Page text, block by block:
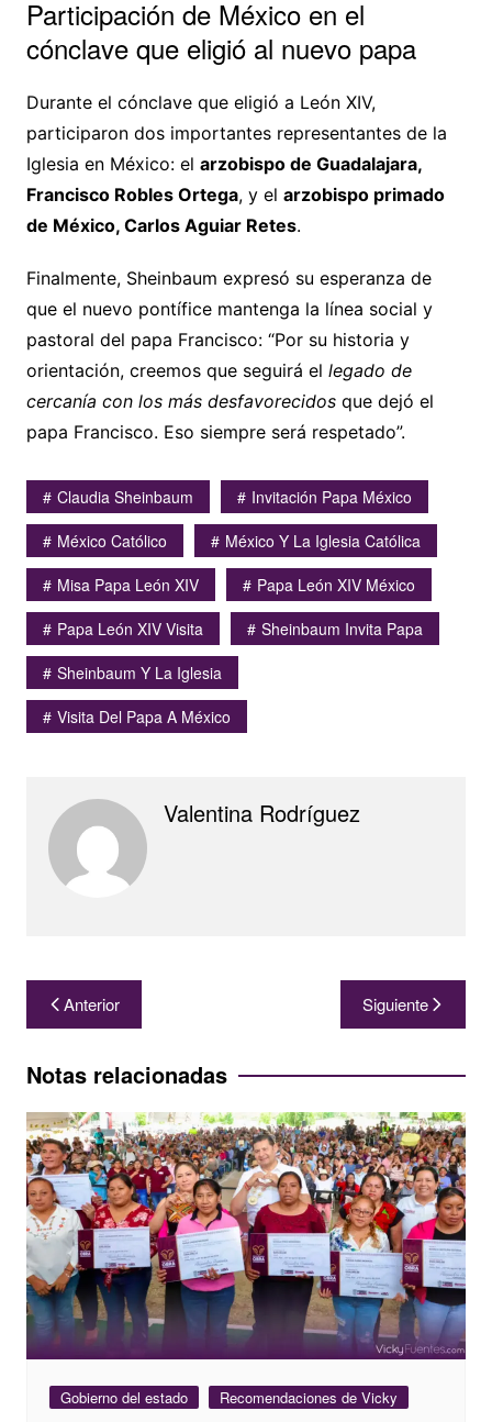
Participación de México en el
cónclave que eligió al nuevo papa
Durante el cónclave que eligió a León XIV,
participaron dos importantes representantes de la
Iglesia en México: el arzobispo de Guadalajara,
Francisco Robles Ortega, y el arzobispo primado
de México, Carlos Aguiar Retes.
Finalmente, Sheinbaum expresó su esperanza de
que el nuevo pontífice mantenga la línea social y
pastoral del papa Francisco: “Por su historia y
orientación, creemos que seguirá el legado de
cercanía con los más desfavorecidosque dejó el
papa Francisco. Eso siempre será respetado”.
Claudia Sheinbaum
Invitación Papa México
México Católico
México Y La Iglesia Católica
Misa Papa León XIV
Papa León XIV México
Papa León XIV Visita
Sheinbaum Invita Papa
Sheinbaum Y La Iglesia
Visita Del Papa A México
Valentina Rodríguez
Navegación
de
entradas
Anterior Siguiente
Notas relacionadas
Gobierno del estado Recomendaciones de Vicky